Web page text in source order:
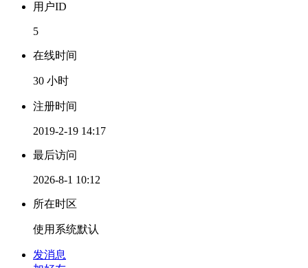
用户ID
5
在线时间
30 小时
注册时间
2019-2-19 14:17
最后访问
2026-8-1 10:12
所在时区
使用系统默认
发消息